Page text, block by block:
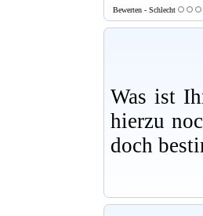
Bewerten - Schlecht
Was ist
hierzu
doch